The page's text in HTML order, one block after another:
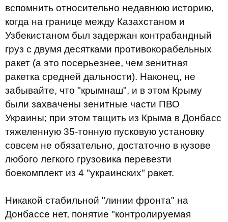
вспомнить относительно недавнюю историю,
когда на границе между Казахстаном и
Узбекистаном был задержан контрабандный
груз с двумя десятками противокорабельных
ракет (а это посерьезнее, чем зенитная
ракетка средней дальности). Наконец, не
забывайте, что "крымнаш", и в этом Крыму
были захвачены зенитные части ПВО
Украины; при этом тащить из Крыма в Донбасс
тяжеленную 35-тонную пусковую установку
совсем не обязательно, достаточно в кузове
любого легкого грузовика перевезти
боекомплект из 4 "украинских" ракет.
Никакой стабильной "линии фронта" на
Донбассе нет, понятие "контролируемая